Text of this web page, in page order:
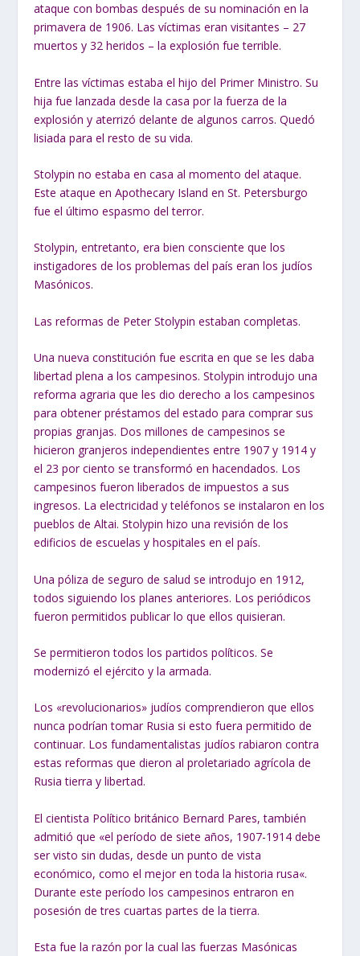
ataque con bombas después de su nominación en la
primavera de 1906. Las víctimas eran visitantes – 27
muertos y 32 heridos – la explosión fue terrible.
Entre las víctimas estaba el hijo del Primer Ministro. Su
hija fue lanzada desde la casa por la fuerza de la
explosión y aterrizó delante de algunos carros. Quedó
lisiada para el resto de su vida.
Stolypin no estaba en casa al momento del ataque.
Este ataque en Apothecary Island en St. Petersburgo
fue el último espasmo del terror.
Stolypin, entretanto, era bien consciente que los
instigadores de los problemas del país eran los judíos
Masónicos.
Las reformas de Peter Stolypin estaban completas.
Una nueva constitución fue escrita en que se les daba
libertad plena a los campesinos. Stolypin introdujo una
reforma agraria que les dio derecho a los campesinos
para obtener préstamos del estado para comprar sus
propias granjas. Dos millones de campesinos se
hicieron granjeros independientes entre 1907 y 1914 y
el 23 por ciento se transformó en hacendados. Los
campesinos fueron liberados de impuestos a sus
ingresos. La electricidad y teléfonos se instalaron en los
pueblos de Altai. Stolypin hizo una revisión de los
edificios de escuelas y hospitales en el país.
Una póliza de seguro de salud se introdujo en 1912,
todos siguiendo los planes anteriores. Los periódicos
fueron permitidos publicar lo que ellos quisieran.
Se permitieron todos los partidos políticos. Se
modernizó el ejército y la armada.
Los «revolucionarios» judíos comprendieron que ellos
nunca podrían tomar Rusia si esto fuera permitido de
continuar. Los fundamentalistas judíos rabiaron contra
estas reformas que dieron al proletariado agrícola de
Rusia tierra y libertad.
El cientista Político británico Bernard Pares, también
admitió que «el período de siete años, 1907-1914 debe
ser visto sin dudas, desde un punto de vista
económico, como el mejor en toda la historia rusa«.
Durante este período los campesinos entraron en
posesión de tres cuartas partes de la tierra.
Esta fue la razón por la cual las fuerzas Masónicas